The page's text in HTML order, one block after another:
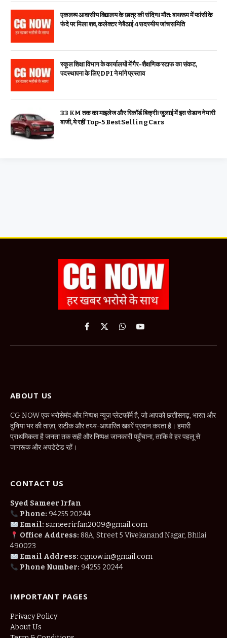
एकलव्य आवासीय विद्यालय के छात्र की संदिग्ध मौत: बाथरूम में फांसी के
फंदे पर मिला शव, कलेक्टर ने बैठाई 4 सदस्यीय जांच समिति
स्कूल शिक्षा विभाग के कार्यालयों में गैर-शैक्षणिक स्टाफ का संकट,
पदस्थापना के लिए DPI ने मांगे प्रस्ताव
33 KM तक का माइलेज और रिकॉर्ड बिक्री! जुलाई में इस सेडान ने मारी
बाजी, ये रहीं Top-5 Best Selling Cars
Facebook
X
WhatsApp
YouTube
ABOUT US
CG NOW एक भरोसेमंद और निष्पक्ष न्यूज़ प्लेटफॉर्म है, जो आपको छत्तीसगढ़, भारत और
दुनिया भर की ताज़ा, सटीक और तथ्य-आधारित खबरें प्रदान करता है। हमारी
प्राथमिकता है जनता तक सही और निष्पक्ष जानकारी पहुँचाना, ताकि वे हर पहलू से
जागरूक और अपडेटेड रहें।
CONTACT US
Syed Sameer Irfan
Phone: 94255 20244
Email: sameerirfan2009@gmail.com
Office Address: 88A, Street 5 Vivekanand Nagar, Bhilai
490023
Email Address: cgnow.in@gmail.com
Phone Number: 94255 20244
IMPORTANT PAGES
Privacy Policy
About Us